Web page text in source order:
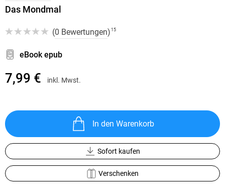
Das Mondmal
(0 Bewertungen) 15
eBook epub
7,99 € inkl. Mwst.
In den Warenkorb
Sofort kaufen
Verschenken